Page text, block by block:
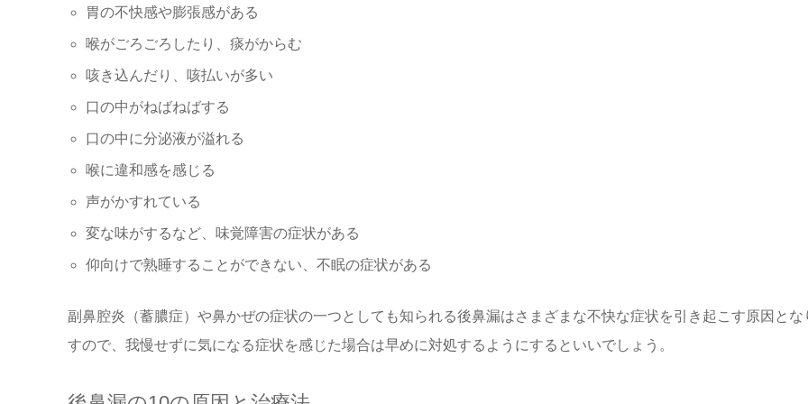
胃の不快感や膨張感がある
喉がごろごろしたり、痰がからむ
咳き込んだり、咳払いが多い
口の中がねばねばする
口の中に分泌液が溢れる
喉に違和感を感じる
声がかすれている
変な味がするなど、味覚障害の症状がある
仰向けで熟睡することができない、不眠の症状がある
副鼻腔炎（蓄膿症）や鼻かぜの症状の一つとしても知られる後鼻漏はさまざまな不快な症状を引き起こす原因とな
すので、我慢せずに気になる症状を感じた場合は早めに対処するようにするといいでしょう。